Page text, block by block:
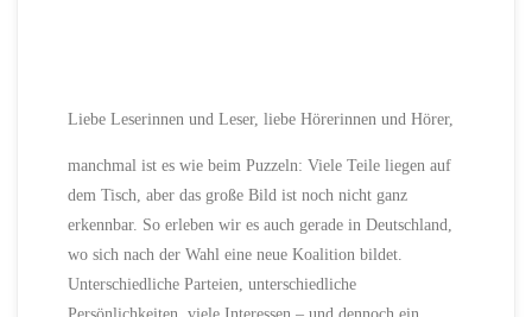
Liebe Leserinnen und Leser, liebe Hörerinnen und Hörer,
manchmal ist es wie beim Puzzeln: Viele Teile liegen auf
dem Tisch, aber das große Bild ist noch nicht ganz
erkennbar. So erleben wir es auch gerade in Deutschland,
wo sich nach der Wahl eine neue Koalition bildet.
Unterschiedliche Parteien, unterschiedliche